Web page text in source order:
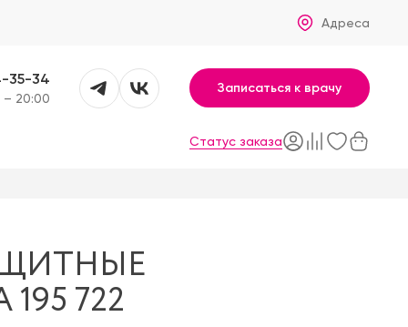
Адреса
35-34
20:00
Записаться к врачу
Статус заказа
722